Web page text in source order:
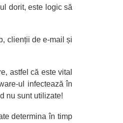
dorit, este logic să
clienții de e-mail și
astfel că este vital
ul infectează în
nu sunt utilizate!
determina în timp